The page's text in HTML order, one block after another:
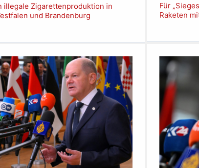
illegale Zigarettenproduktion in
und Brandenburg
Für
Raketen